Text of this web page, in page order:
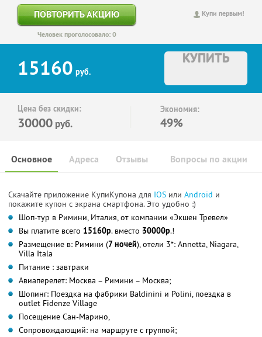
Купи первым!
ПОВТОРИТЬ АКЦИЮ
Человек проголосовало: 0
15160 руб.
КУПИТЬ
Цена без скидки:
30000 руб.
Экономия:
49%
Основное Отзывы Вопросы по акции
Адреса
Скачайте приложение КупиКупона для IOS или Android и
покажите купон с экрана смартфона. Это удобно :)
Шоп-тур в Римини, Италия, от компании «Экшен Тревел»
Вы платите всего 15160р. вместо 30000р.!
Размещение в: Римини (7 ночей), отели 3*: Annetta, Niagara,
Villa Itala
Питание : завтраки
Авиаперелет: Москва – Римини – Москва;
Шопинг: Поездка на фабрики Baldinini и Polini, поездка в
outlet Fidenze Village
Посещение Сан-Марино,
Сопровождающий: на маршруте с группой;